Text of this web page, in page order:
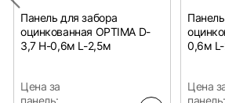
Панель для забора
оцинкованная OPTIMA D-
3,7 H-0,6м L-2,5м
Цена за
0,6м
Цена